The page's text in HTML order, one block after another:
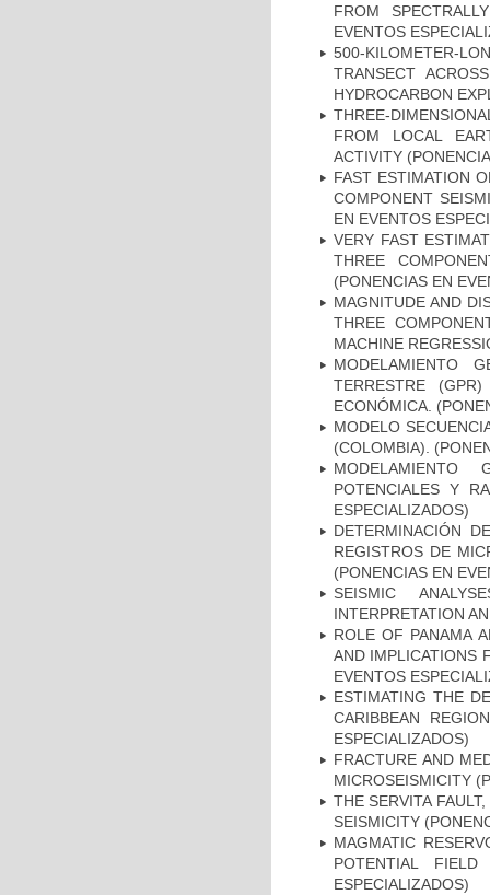
FROM
EVENTOS
500-KILOMETER-
TRANSECT
HYDROCARBON
THREE-
FROM LOCAL
ACTIVITY
FAST ESTIMATION
COMPONENT
EN EVENTOS
VERY FAST
THREE
(PONENCIAS EN
MAGNITUDE AND
THREE
MACHINE
MODELAMIENTO
TERRESTRE
ECONÓMICA.
MODELO
(COLOMBIA).
MODELAMIENTO
POTENCIALES Y
ESPECIALIZADOS)
DETERMINACIÓN
REGISTROS DE
(PONENCIAS EN
SEISMIC
INTERPRETATION
ROLE OF PANAMA
AND IMPLICATIONS
EVENTOS
ESTIMATING THE
CARIBBEAN
ESPECIALIZADOS)
FRACTURE AND
MICROSEISMICITY
THE SERVITA
SEISMICITY
MAGMATIC
POTENTIAL
ESPECIALIZADOS)